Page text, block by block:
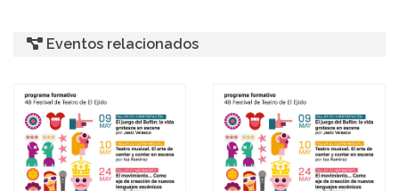
Eventos relacionados